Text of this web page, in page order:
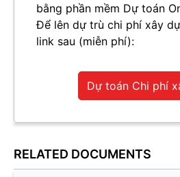
bằng phần mềm Dự toán
Để lên dự trù chi phí xây
link sau (miễn phí):
Dự toán Chi phí
RELATED DOCUMENTS